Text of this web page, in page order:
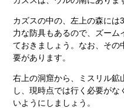
カズスの中の、左上の森には
力な防具もあるので、ズーム
ておきましょう。なお、その
要があります。
右上の洞窟から、ミスリル鉱
し、現時点では行く必要が
いようにしましょう。